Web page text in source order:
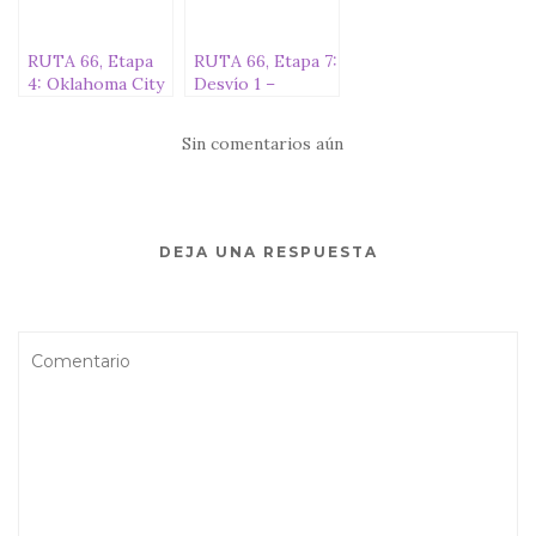
RUTA 66, Etapa
4: Oklahoma City
RUTA 66, Etapa 7:
Desvío 1 –
Valley- Page (560
Sin comentarios aún
DEJA UNA RESPUESTA